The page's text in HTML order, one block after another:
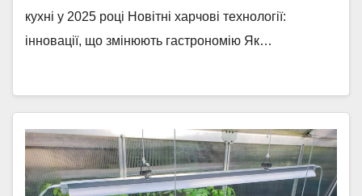
кухні у 2025 році Новітні харчові технології:
інновації, що змінюють гастрономію Як…